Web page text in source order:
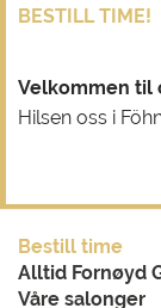
BESTILL TIME!
Velkommen til
Hilsen oss i
Bestill time
Alltid Fornøyd
Våre salonger